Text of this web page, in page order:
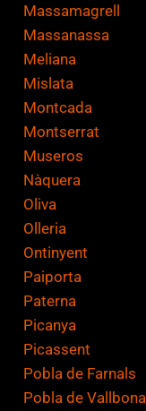
Massamagrell
Massanassa
Meliana
Mislata
Montcada
Montserrat
Museros
Nàquera
Oliva
Olleria
Ontinyent
Paiporta
Paterna
Picanya
Picassent
Pobla de Farnals
Pobla de Vallbona